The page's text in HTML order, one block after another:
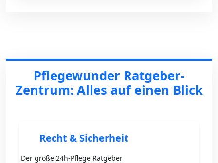
Pflegewunder Ratgeber-
Zentrum: Alles auf einen Blick
Recht & Sicherheit
Der große 24h-Pflege Ratgeber